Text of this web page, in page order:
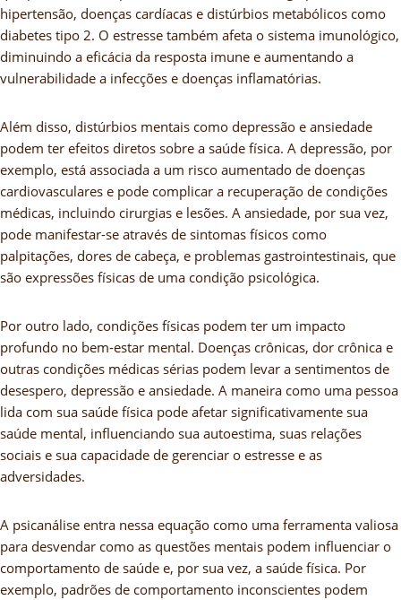
hipertensão, doenças cardíacas e distúrbios metabólicos como
diabetes tipo 2. O estresse também afeta o sistema imunológico,
diminuindo a eficácia da resposta imune e aumentando a
vulnerabilidade a infecções e doenças inflamatórias.
Além disso, distúrbios mentais como depressão e ansiedade
podem ter efeitos diretos sobre a saúde física. A depressão, por
exemplo, está associada a um risco aumentado de doenças
cardiovasculares e pode complicar a recuperação de condições
médicas, incluindo cirurgias e lesões. A ansiedade, por sua vez,
pode manifestar-se através de sintomas físicos como
palpitações, dores de cabeça, e problemas gastrointestinais, que
são expressões físicas de uma condição psicológica.
Por outro lado, condições físicas podem ter um impacto
profundo no bem-estar mental. Doenças crônicas, dor crônica e
outras condições médicas sérias podem levar a sentimentos de
desespero, depressão e ansiedade. A maneira como uma pessoa
lida com sua saúde física pode afetar significativamente sua
saúde mental, influenciando sua autoestima, suas relações
sociais e sua capacidade de gerenciar o estresse e as
adversidades.
A psicanálise entra nessa equação como uma ferramenta valiosa
para desvendar como as questões mentais podem influenciar o
comportamento de saúde e, por sua vez, a saúde física. Por
exemplo, padrões de comportamento inconscientes podem